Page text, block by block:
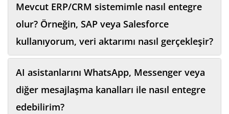
Mevcut ERP/CRM sistemimle nasıl entegre
olur? Örneğin, SAP veya Salesforce
kullanıyorum, veri aktarımı nasıl gerçekleşir?
AI asistanlarını WhatsApp, Messenger veya
diğer mesajlaşma kanalları ile nasıl entegre
edebilirim?